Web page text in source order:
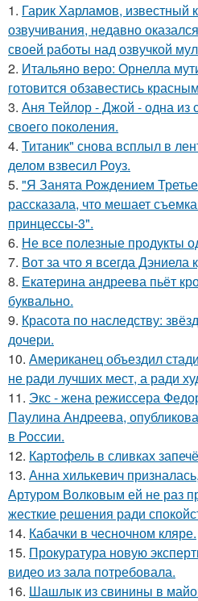
1. Гарик Харламов, известный
озвучивания, недавно
своей работы над озвучкой
2. Итальяно веро: Орнелла
готовится обзавестись
3. Аня Тейлор - Джой - одна из
своего поколения.
4. Титаник" снова всплыл в
делом взвесил Роуз.
5. "Я Занята Рождением
рассказала, что мешает
принцессы-3".
6. Не все полезные продукты
7. Вот за что я всегда Дэниела
8. Екатерина андреева пьёт
буквально.
9. Красота по наследству:
дочери.
10. Американец объездил
не ради лучших мест, а ради
11. Экс - жена режиссера
Паулина Андреева,
в России.
12. Картофель в сливках
13. Анна хилькевич
Артуром Волковым ей не раз
жесткие решения ради
14. Кабачки в чесночном кляре.
15. Прокуратура новую
видео из зала потребовала.
16. Шашлык из свинины в